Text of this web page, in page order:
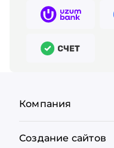
Компания
Создание сайтов